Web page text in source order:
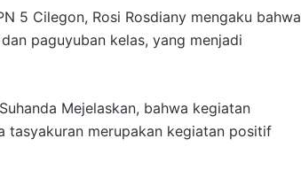
5 Cilegon, Rosi Rosdiany mengaku bahwa
paguyuban kelas, yang menjadi
Mejelaskan, bahwa kegiatan
tasyakuran merupakan kegiatan positif